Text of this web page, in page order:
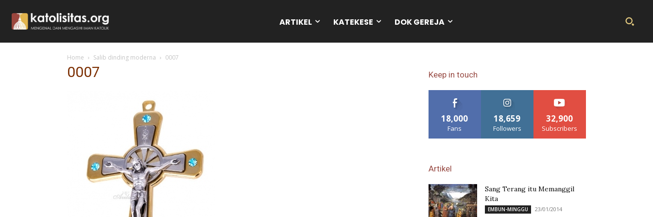
ARTIKEL KATEKESE DOK GEREJA
Home Salib dinding moderna 0007
0007 Keep in touch
18,000
Fans
18,659
Followers
32,900
Subscribers
Artikel
Sang Terang itu Memanggil
Kita
EMBUN-MINGGU 23/01/2014